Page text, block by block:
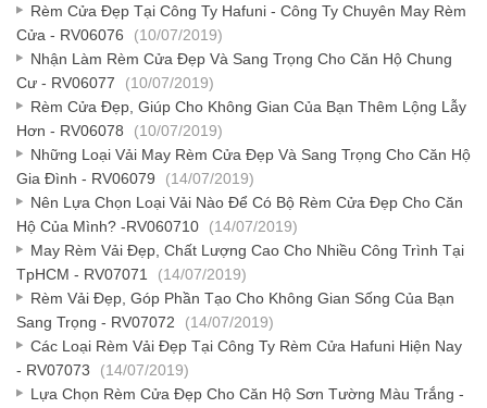
Rèm Cửa Đẹp Tại Công Ty Hafuni - Công Ty Chuyên May Rèm
Cửa - RV06076
(10/07/2019)
Nhận Làm Rèm Cửa Đẹp Và Sang Trọng Cho Căn Hộ Chung
Cư - RV06077
(10/07/2019)
Rèm Cửa Đẹp, Giúp Cho Không Gian Của Bạn Thêm Lộng Lẫy
Hơn - RV06078
(10/07/2019)
Những Loại Vải May Rèm Cửa Đẹp Và Sang Trọng Cho Căn Hộ
Gia Đình - RV06079
(14/07/2019)
Nên Lựa Chọn Loại Vải Nào Để Có Bộ Rèm Cửa Đẹp Cho Căn
Hộ Của Mình? -RV060710
(14/07/2019)
May Rèm Vải Đẹp, Chất Lượng Cao Cho Nhiều Công Trình Tại
TpHCM - RV07071
(14/07/2019)
Rèm Vải Đẹp, Góp Phần Tạo Cho Không Gian Sống Của Bạn
Sang Trọng - RV07072
(14/07/2019)
Các Loại Rèm Vải Đẹp Tại Công Ty Rèm Cửa Hafuni Hiện Nay
- RV07073
(14/07/2019)
Lựa Chọn Rèm Cửa Đẹp Cho Căn Hộ Sơn Tường Màu Trắng -